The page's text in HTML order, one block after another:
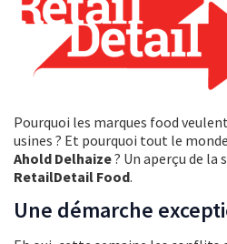
Pourquoi les marques food
usines ? Et pourquoi tout le
Ahold Delhaize? Un aperçu de la
RetailDetail Food.
Une démarche